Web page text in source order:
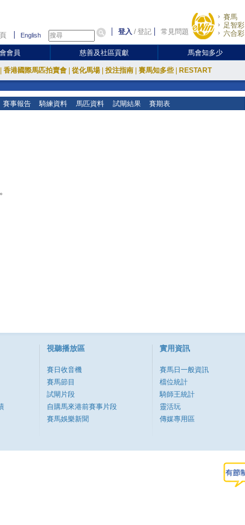
English 登入 /登記 常見問題
賽馬
足智彩
六合彩
會員 慈善及社區貢獻 馬會知多少
香港國際馬匹拍賣會 從化馬場 投注指南 賽馬知多些 RESTART
賽事報告 騎練資料 馬匹資料 試閘結果 賽期表
視聽播放區
賽日收音機
賽馬節目
試閘片段
自購馬來港前賽事片段
賽馬娛樂新聞
實用資訊
賽馬日一般資訊
檔位統計
騎師王統計
靈活玩
傳媒專用區